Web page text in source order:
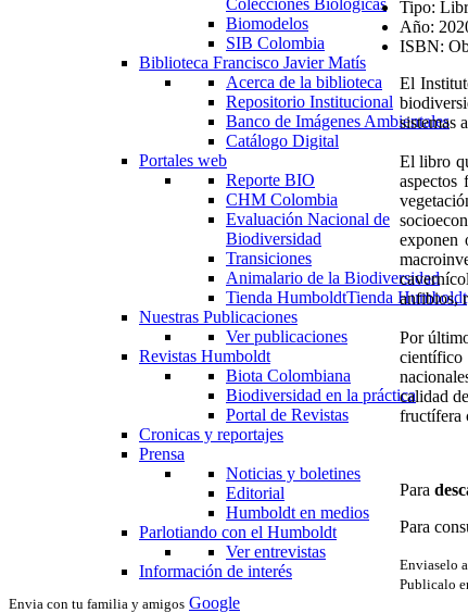
Colecciones Biológicas
Biomodelos
SIB Colombia
Biblioteca Francisco Javier Matís
Acerca de la biblioteca
Repositorio Institucional
Banco de Imágenes Ambientales
Catálogo Digital
Portales web
Reporte BIO
CHM Colombia
Evaluación Nacional de
Biodiversidad
Transiciones
Animalario de la Biodiversidad
Tienda HumboldtTienda Humboldt
Nuestras Publicaciones
Ver publicaciones
Revistas Humboldt
Biota Colombiana
Biodiversidad en la práctica
Portal de Revistas
Cronicas y reportajes
Prensa
Noticias y boletines
Editorial
Humboldt en medios
Parlotiando con el Humboldt
Ver entrevistas
Información de interés
Tipo:
Año:
ISBN:
El
sistemas
El libro
exponen
anfibios,
Por
científico
calidad
fructífera
Para
Para
Enviaselo
Publicalo
Envia con tu familia y amigos Google